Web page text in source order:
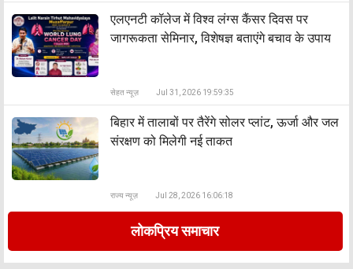
एलएनटी कॉलेज में विश्व लंग्स कैंसर दिवस पर
जागरूकता सेमिनार, विशेषज्ञ बताएंगे बचाव के उपाय
सेहत न्यूज़ Jul 31, 2026 19:59:35
बिहार में तालाबों पर तैरेंगे सोलर प्लांट, ऊर्जा और जल
संरक्षण को मिलेगी नई ताकत
राज्य न्यूज़ Jul 28, 2026 16:06:18
लोकप्रिय समाचार